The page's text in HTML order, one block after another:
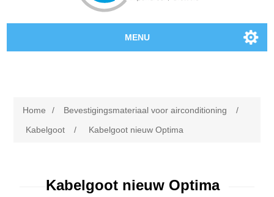
MENU
Home / Bevestigingsmateriaal voor airconditioning
/
Kabelgoot
/ Kabelgoot nieuw Optima
Kabelgoot nieuw Optima